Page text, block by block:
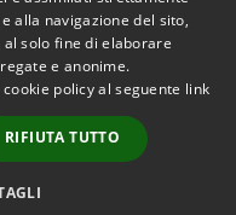
© 2026 • Comune di
Castiglione della Pescaia •
Powered byMunicipium
Accesso redazione
alla navigazione del sito,
solo fine di elaborare
e anonime.
policy al seguente link
RIFIUTA TUTTO